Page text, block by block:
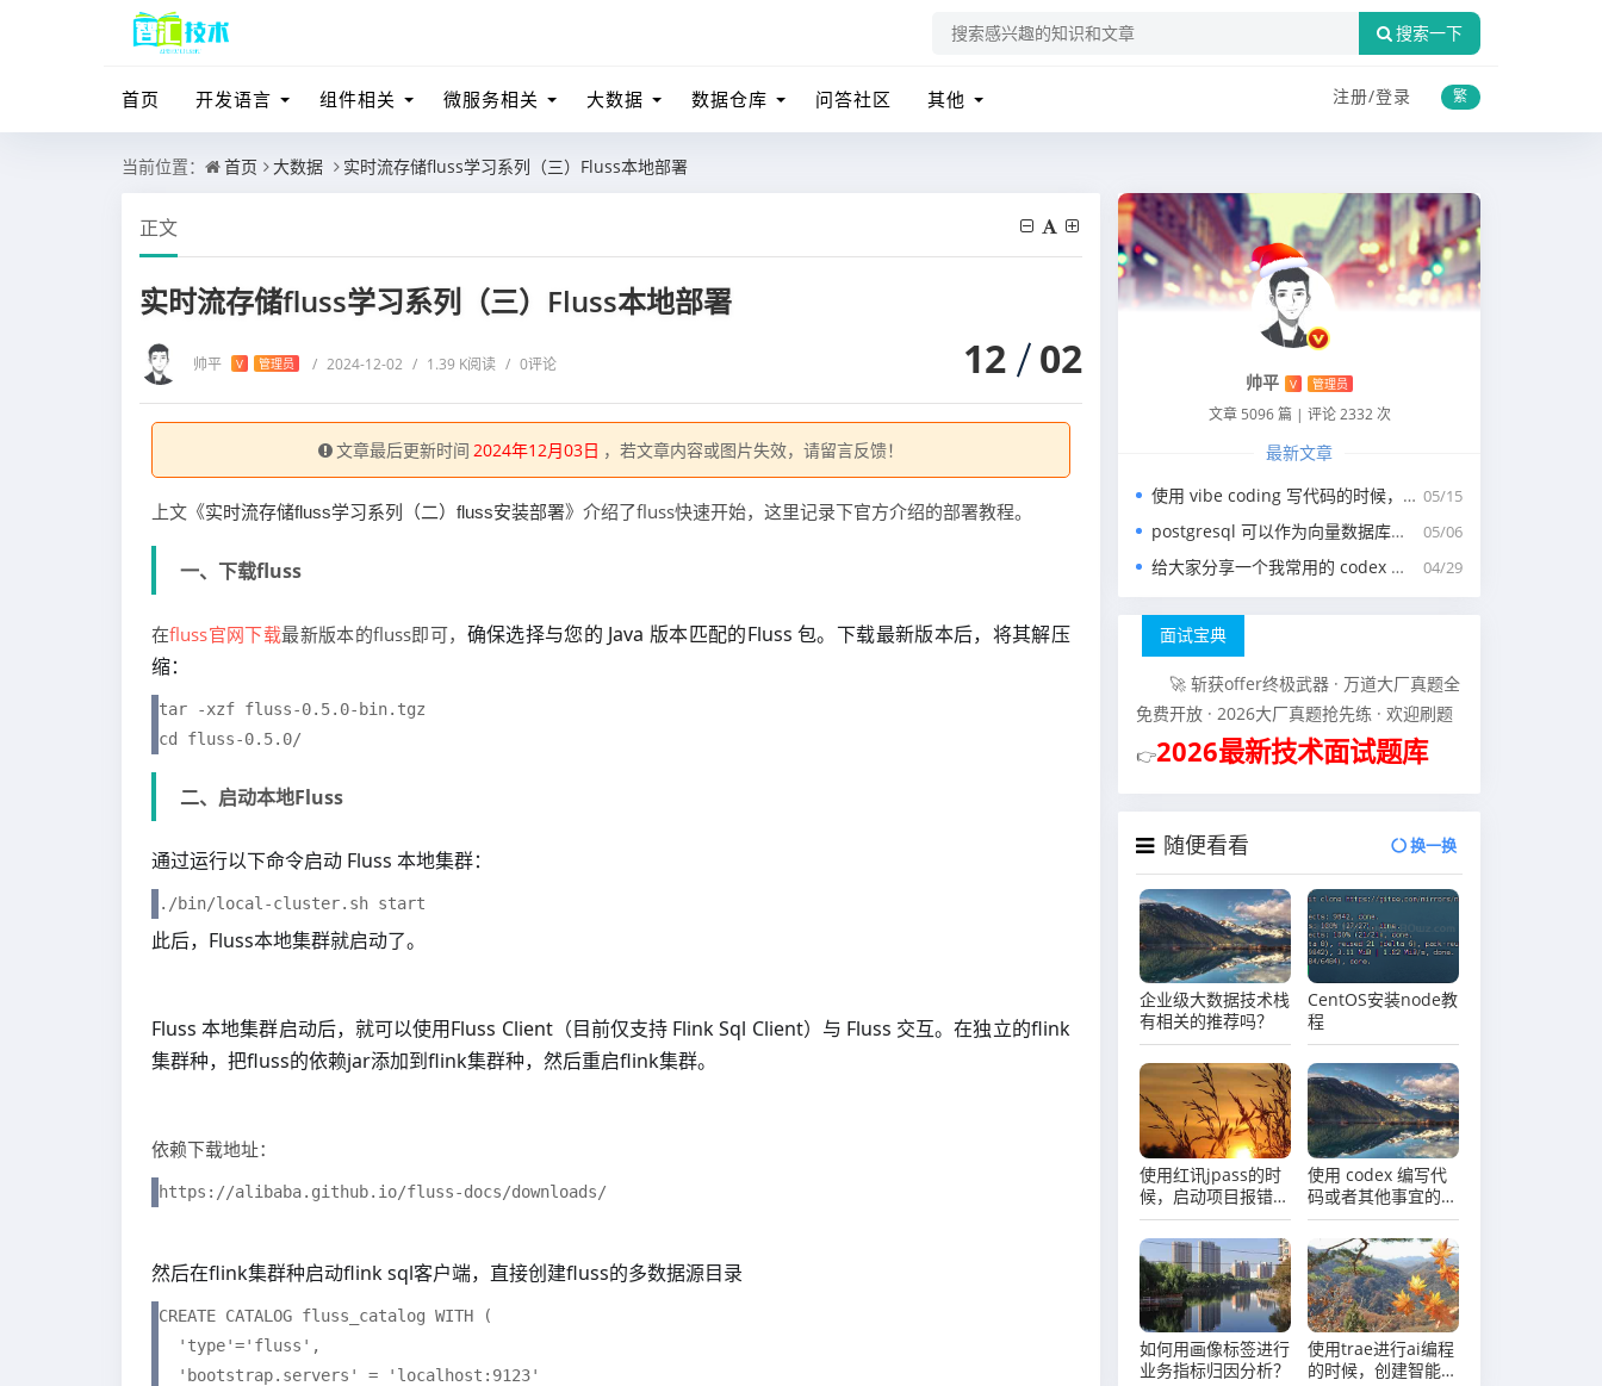
搜索一下
首页 开发语言 组件相关 微服务相关 大数据 数据仓库 问答社区 其他 注册/登录 繁
当前位置： 首页 大数据 实时流存储fluss学习系列（三）Fluss本地部署
正文
实时流存储fluss学习系列（三）Fluss本地部署
帅平 V 管理员 / 2024-12-02 / 1.39 K阅读 / 0评论 12 02
文章最后更新时间 2024年12月03日 ，若文章内容或图片失效，请留言反馈！
上文《实时流存储fluss学习系列（二）fluss安装部署》介绍了fluss快速开始，这里记录下官方介绍的部署教程。
一、下载fluss
在fluss官网下载最新版本的fluss即可， 确保选择与您的 Java 版本匹配的Fluss 包。下载最新版本后，将其解压
缩：
tar -xzf fluss-0.5.0-bin.tgz
cd fluss-0.5.0/
二、启动本地Fluss
通过运行以下命令启动 Fluss 本地集群：
./bin/local-cluster.sh start
此后，Fluss本地集群就启动了。
Fluss 本地集群启动后，就可以使用Fluss Client（目前仅支持 Flink Sql Client）与 Fluss 交互。在独立的flink
集群种，把fluss的依赖jar添加到flink集群种，然后重启flink集群。
依赖下载地址：
https://alibaba.github.io/fluss-docs/downloads/
然后在flink集群种启动flink sql客户端，直接创建fluss的多数据源目录
CREATE CATALOG fluss_catalog WITH (
'type'='fluss',
'bootstrap.servers' = 'localhost:9123'
帅平 V 管理员
文章 5096 篇 | 评论 2332 次
最新文章
05/15
使用 vibe coding 写代码的时候，一般我们会涉及到哪些提示词？
05/06
postgresql 可以作为向量数据库，那我们安装哪个版本呢？
04/29
给大家分享一个我常用的 codex 中的 agents.md 文件
面试宝典
🚀 斩获offer终极武器 · 万道大厂真题全
免费开放 · 2026大厂真题抢先练 · 欢迎刷题
👉2026最新技术面试题库
随便看看 换一换
企业级大数据技术栈
有相关的推荐吗？
CentOS安装node教
程
使用红讯jpass的时
候，启动项目报错，
提示：
java.lang.IllegalArgumentException:
Failed to decrypt.
使用 codex 编写代
码或者其他事宜的时
候，需要给他添加哪
些协作准则？
如何用画像标签进行
业务指标归因分析？
使用trae进行ai编程
的时候，创建智能体